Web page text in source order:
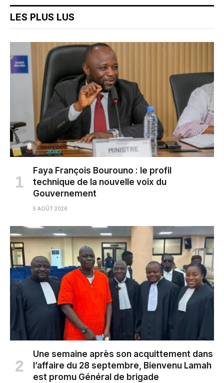
LES PLUS LUS
Faya François Bourouno : le profil
technique de la nouvelle voix du
Gouvernement
5 AOÛT 2026
Une semaine après son acquittement dans
l’affaire du 28 septembre, Bienvenu Lamah
est promu Général de brigade